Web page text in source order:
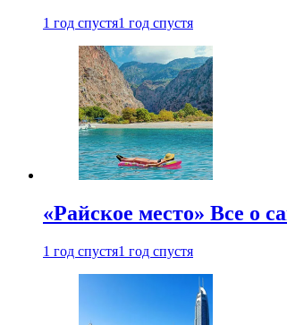
1 год спустя1 год спустя
«Райское место» Все о
1 год спустя1 год спустя